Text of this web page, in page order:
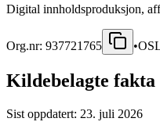
Digital innholdsproduksjon,
Org.nr: 937721765 •
Kildebelagte fakta
Sist oppdatert: 23. juli 2026